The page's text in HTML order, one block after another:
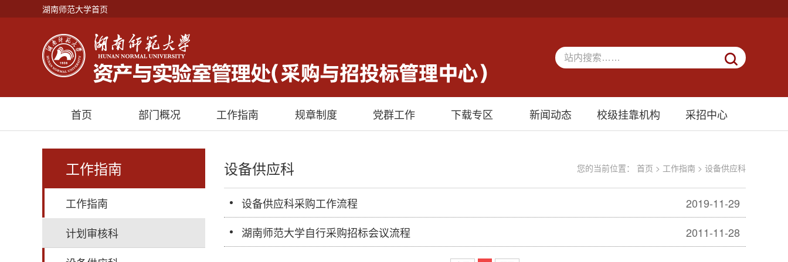
湖南师范大学首页
首页 部门概况 工作指南 规章制度 党群工作 下载专区 新闻动态 校级挂靠机构 采招中心
工作指南
工作指南
计划审核科
设备供应科 您的当前位置： 首页 > 工作指南 > 设备供应科
2019-11-29
设备供应科采购工作流程
2011-11-28
湖南师范大学自行采购招标会议流程